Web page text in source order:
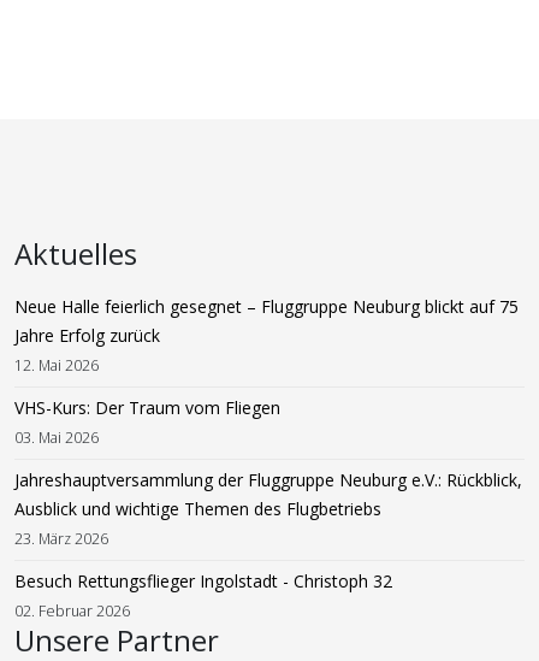
Aktuelles
Neue Halle feierlich gesegnet – Fluggruppe Neuburg blickt auf 75
Jahre Erfolg zurück
12. Mai 2026
VHS-Kurs: Der Traum vom Fliegen
03. Mai 2026
Jahreshauptversammlung der Fluggruppe Neuburg e.V.: Rückblick,
Ausblick und wichtige Themen des Flugbetriebs
23. März 2026
Besuch Rettungsflieger Ingolstadt - Christoph 32
02. Februar 2026
Unsere Partner